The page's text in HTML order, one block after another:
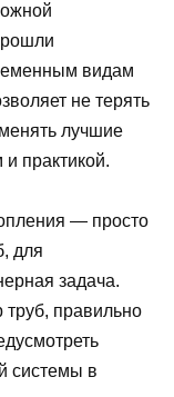
видам
не терять
лучшие
практикой.
— просто
для
задача.
труб, правильно
системы в